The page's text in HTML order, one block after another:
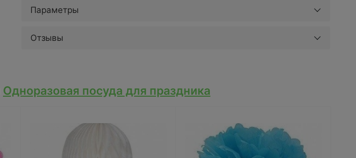
Параметры
Отзывы
Одноразовая посуда для праздника